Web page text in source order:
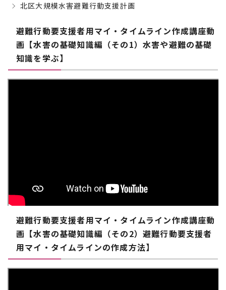
北区大規模水害避難行動支援計画
避難行動要支援者用マイ・タイムライン作成講座動
画【水害の基礎知識編（その1）水害や避難の基礎
知識を学ぶ】
避難行動要支援者用マイ・タイムライン作成講座動
画【水害の基礎知識編（その2）避難行動要支援者
用マイ・タイムラインの作成方法】